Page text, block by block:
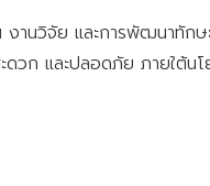
านวิจัย และการพัฒนาทักษ
วก และปลอดภัย ภายใต้น